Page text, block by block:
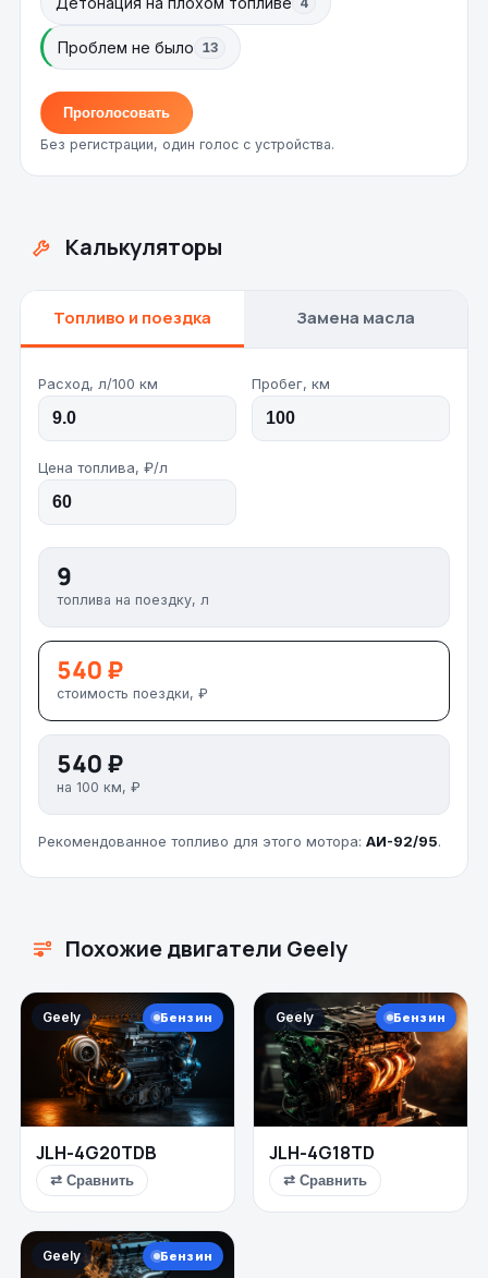
Проблем не было 13
Проголосовать
Без регистрации, один голос с устройства.
Калькуляторы
Топливо и поездка Замена масла
Расход, л/100 км Пробег, км
Цена топлива, ₽/л
9
топлива на поездку, л
540 ₽
стоимость поездки, ₽
540 ₽
на 100 км, ₽
Рекомендованное топливо для этого мотора: АИ-92/95.
Похожие двигатели Geely
Geely Бензин
JLH-4G20TDB
⇄ Сравнить
Geely Бензин
JLH-4G18TD
⇄ Сравнить
Geely Бензин